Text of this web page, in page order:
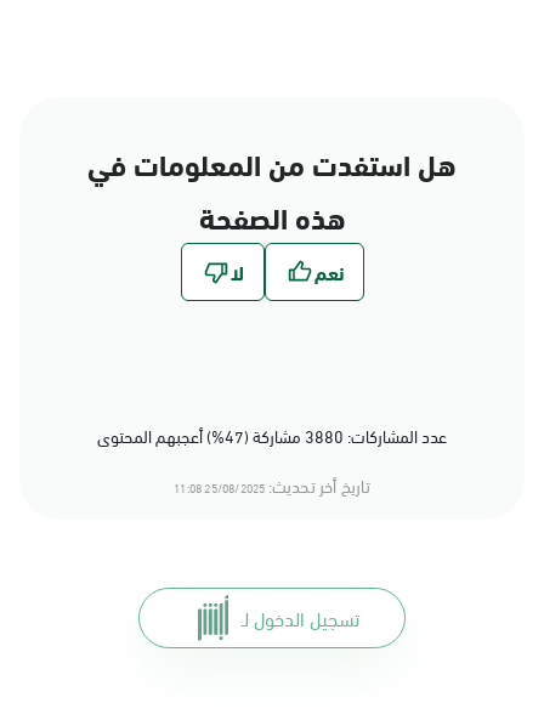
هل استفدت من المعلومات في
هذه الصفحة
عدد المشاركات: 3880 مشاركة (47%) أعجبهم المحتوى
تاريخ أخر تحديث: 25/08/2025 11:08
تسجيل الدخول لـ